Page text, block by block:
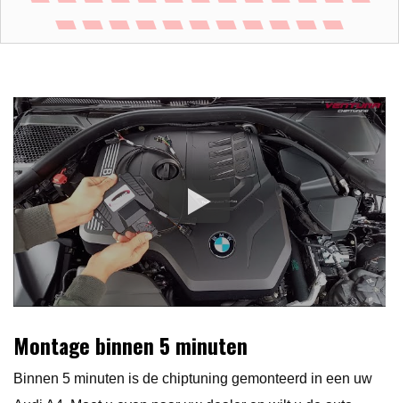
Montage binnen 5 minuten
Binnen 5 minuten is de chiptuning gemonteerd in een uw